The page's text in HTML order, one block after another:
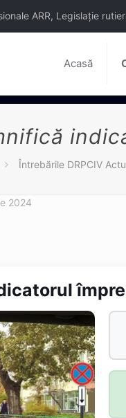
ARR, Legislație
Acasă
Întrebările DRPCIV
2024